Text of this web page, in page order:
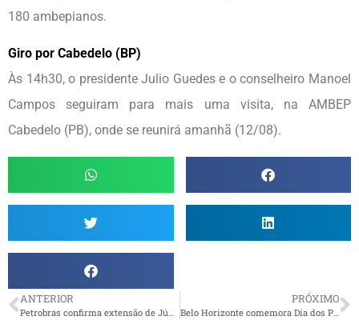
180 ambepianos.
Giro por Cabedelo (BP)
Às 14h30, o presidente Julio Guedes e o conselheiro Manoel
Campos seguiram para mais uma visita, na AMBEP
Cabedelo (PB), onde se reunirá amanhã (12/08).
ANTERIOR
Petrobras confirma extensão de Júpiter e vê “grande jazida”
PRÓXIMO
Belo Horizonte comemora Dia dos Pais dia 23/08